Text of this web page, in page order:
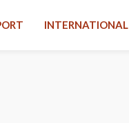
INTERNATIONAL